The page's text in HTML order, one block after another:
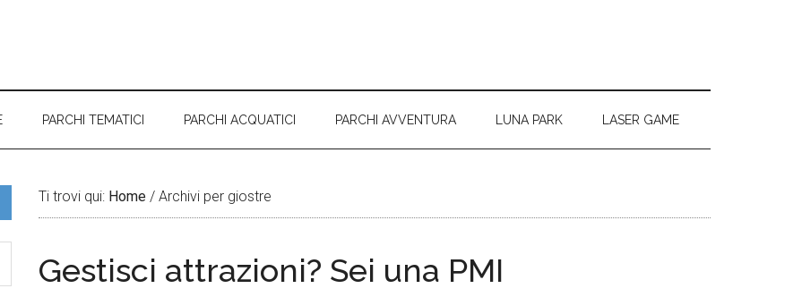
PARCHI TEMATICI PARCHI ACQUATICI PARCHI AVVENTURA LUNA PARK LASER GAME
Ti trovi qui: Home / Archivi per giostre
Gestisci attrazioni? Sei una PMI